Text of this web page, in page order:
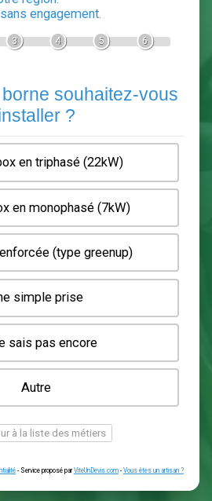
de borne de
3 devis comparatifs
et sans engagement.
3 6
borne souhaitez-
installer ?
en triphasé (22kW)
en monophasé (7kW)
renforcée (type greenup)
Une simple prise
Je ne sais pas encore